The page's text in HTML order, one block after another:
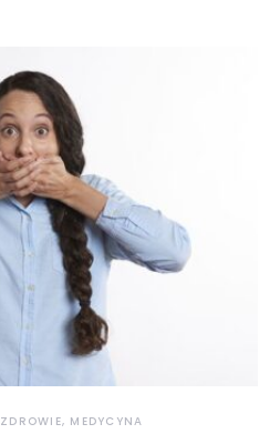
ZDROWIE, MEDYCYNA